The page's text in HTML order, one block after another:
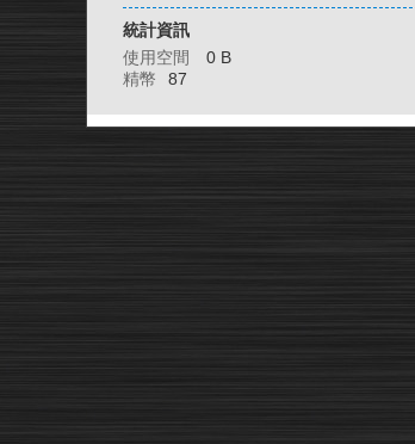
統計資訊
使用空間
0 B
精幣
87